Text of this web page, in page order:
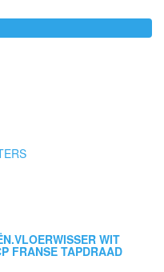
WIT
FRANSE TAPDRAAD